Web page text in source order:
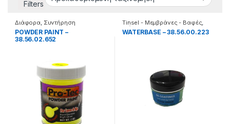
Filters
Διάφορα, Συντήρηση
POWDER PAINT –
38.56.02.652
Tinsel - Μεμβράνες - Βαφές,
Διάφορα
WATERBASE – 38.56.00.223